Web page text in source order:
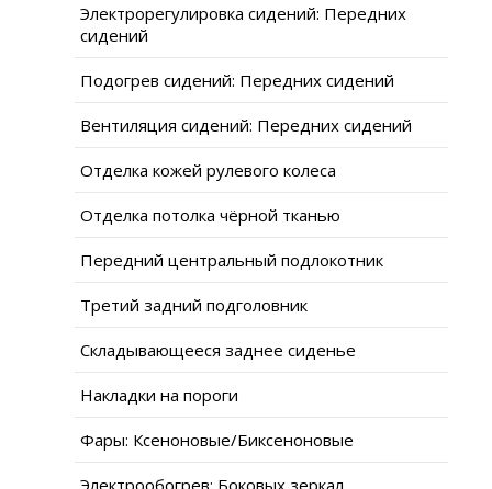
Электрорегулировка сидений: Передних
сидений
Подогрев сидений: Передних сидений
Вентиляция сидений: Передних сидений
Отделка кожей рулевого колеса
Отделка потолка чёрной тканью
Передний центральный подлокотник
Третий задний подголовник
Складывающееся заднее сиденье
Накладки на пороги
Фары: Ксеноновые/Биксеноновые
Электрообогрев: Боковых зеркал